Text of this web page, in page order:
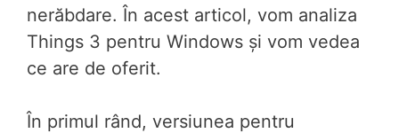
nerăbdare. În acest articol, vom analiza
Things 3 pentru Windows și vom vedea
ce are de oferit.
În primul rând, versiunea pentru